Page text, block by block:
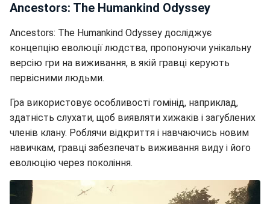
Ancestors: The Humankind Odyssey
Ancestors: The Humankind Odyssey досліджує
концепцію еволюції людства, пропонуючи унікальну
версію гри на виживання, в якій гравці керують
первісними людьми.
Гра використовує особливості гомінід, наприклад,
здатність слухати, щоб виявляти хижаків і загублених
членів клану. Роблячи відкриття і навчаючись новим
навичкам, гравці забезпечать виживання виду і його
еволюцію через покоління.